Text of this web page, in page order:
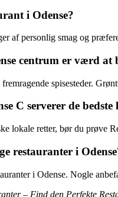
i Odense?
af personlig smag og
centrum er værd at
spisesteder.
C serverer de bedste
lokale retter, bør du prøve
restauranter i
i Odense. Nogle
– Find den Perfekte